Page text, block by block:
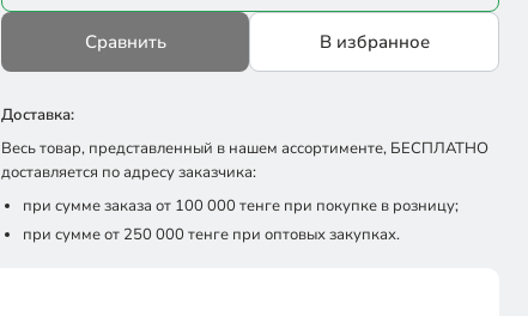
Сравнить В избранное
Доставка:
Весь товар, представленный в нашем ассортименте, БЕСПЛАТНО
доставляется по адресу заказчика:
при сумме заказа от 100 000 тенге при покупке в розницу;
при сумме от 250 000 тенге при оптовых закупках.